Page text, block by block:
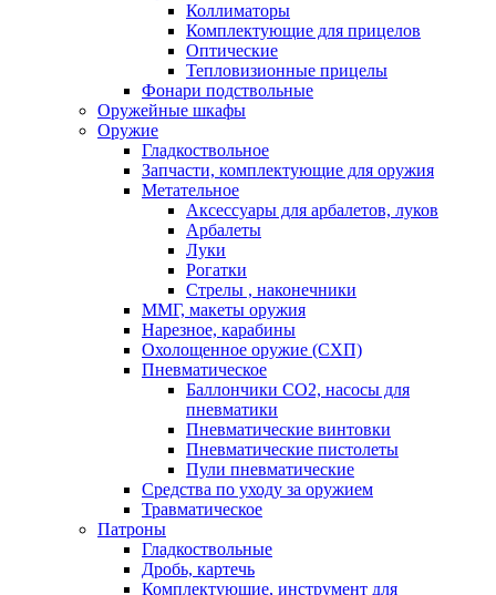
Коллиматоры
Комплектующие для прицелов
Оптические
Тепловизионные прицелы
Фонари подствольные
Оружейные шкафы
Оружие
Гладкоствольное
Запчасти, комплектующие для оружия
Метательное
Аксессуары для арбалетов, луков
Арбалеты
Луки
Рогатки
Стрелы , наконечники
ММГ, макеты оружия
Нарезное, карабины
Охолощенное оружие (СХП)
Пневматическое
Баллончики СО2, насосы для
пневматики
Пневматические винтовки
Пневматические пистолеты
Пули пневматические
Средства по уходу за оружием
Травматическое
Патроны
Гладкоствольные
Дробь, картечь
Комплектующие, инструмент для